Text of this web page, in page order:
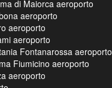
di Maiorca aeroporto
aeroporto
aeroporto
aeroporto
Fontanarossa aeroporto
Fiumicino aeroporto
aeroporto